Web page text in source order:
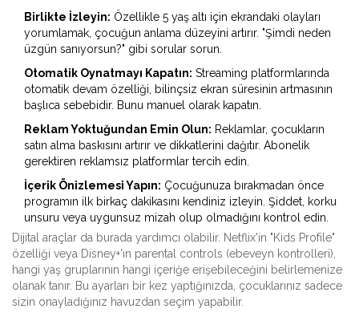
Birlikte İzleyin: Özellikle 5 yaş altı için ekrandaki olayları
yorumlamak, çocuğun anlama düzeyini artırır. "Şimdi neden
üzgün sanıyorsun?" gibi sorular sorun.
Otomatik Oynatmayı Kapatın: Streaming platformlarında
otomatik devam özelliği, bilinçsiz ekran süresinin artmasının
başlıca sebebidir. Bunu manuel olarak kapatın.
Reklam Yoktuğundan Emin Olun: Reklamlar, çocukların
satın alma baskısını artırır ve dikkatlerini dağıtır. Abonelik
gerektiren reklamsız platformlar tercih edin.
İçerik Önizlemesi Yapın: Çocuğunuza bırakmadan önce
programın ilk birkaç dakikasını kendiniz izleyin. Şiddet, korku
unsuru veya uygunsuz mizah olup olmadığını kontrol edin.
Dijital araçlar da burada yardımcı olabilir. Netflix'in "Kids Profile"
özelliği veya Disney+'ın parental controls (ebeveyn kontrolleri),
hangi yaş gruplarının hangi içeriğe erişebileceğini belirlemenize
olanak tanır. Bu ayarları bir kez yaptığınızda, çocuklarınız sadece
sizin onayladığınız havuzdan seçim yapabilir.